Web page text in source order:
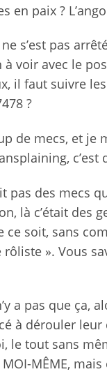
en paix ?
s’est pas
à voir avec le
il faut suivre les
?
de mecs, et je
c’est
pas des mecs
là c’était des
ce soit, sans
». Vous
a pas que ça,
à dérouler leur
le tout sans
MOI-MÊME,